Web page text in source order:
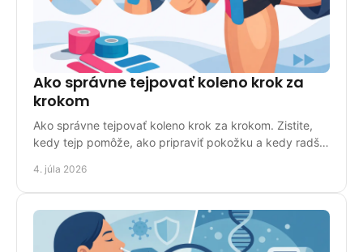
Ako správne tejpovať koleno krok za
krokom
Ako správne tejpovať koleno krok za krokom. Zistite,
kedy tejp pomôže, ako pripraviť pokožku a kedy radšej
4. júla 2026